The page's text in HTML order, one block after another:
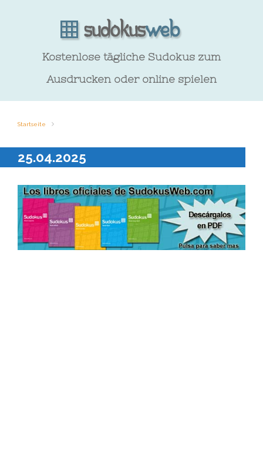
Kostenlose tägliche Sudokus zum
Ausdrucken oder online spielen
Startseite
25.04.2025